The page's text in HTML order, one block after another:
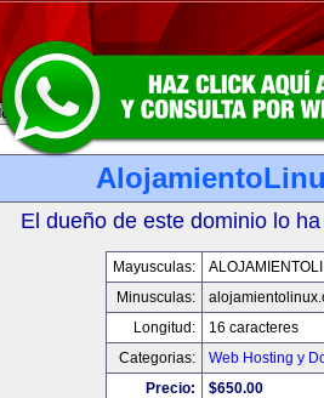
El dueño de este dominio lo
Mayusculas:
Minusculas:
Longitud:
16 caracteres
Categorias:
Web Hosting y
Precio:
$650.00